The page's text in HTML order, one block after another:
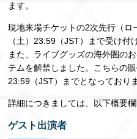
ます。
現地来場チケットの2次先⾏（
（⼟）23:59（JST）まで受け付
また、ライブグッズの海外圏の
テムを解禁しました。こちらの
23:59（JST）までとなっており
詳細につきましては、以下概要欄
ゲスト出演者